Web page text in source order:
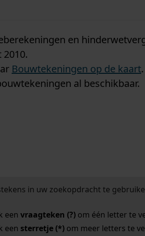
en
Bouwtekeningen op de kaart.
al beschikbaar.
in uw zoekopdracht te
een vraagteken (?)om één letter te
een sterretje (*)om meer letters te